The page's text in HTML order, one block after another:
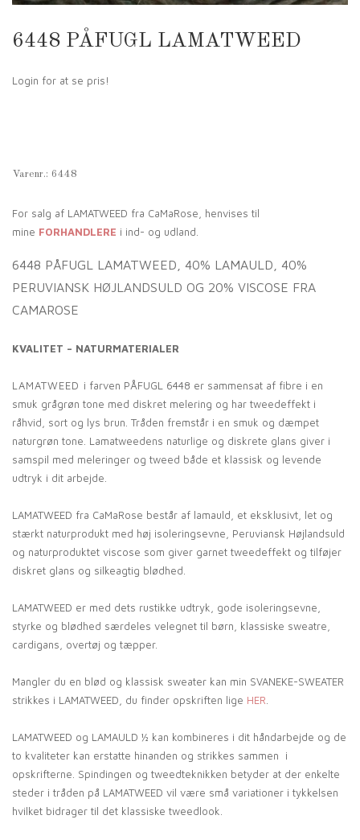
6448 PÅFUGL LAMATWEED
Login for at se pris!
Varenr.: 6448
For salg af LAMATWEED fra CaMaRose, henvises til
mine FORHANDLERE i ind- og udland.
6448 PÅFUGL LAMATWEED, 40% LAMAULD, 40%
PERUVIANSK HØJLANDSULD OG 20% VISCOSE FRA
CAMAROSE
KVALITET – NATURMATERIALER
LAMATWEED i farven PÅFUGL 6448 er sammensat af fibre i en
smuk grågrøn tone med diskret melering og har tweedeffekt i
råhvid, sort og lys brun. Tråden fremstår i en smuk og dæmpet
naturgrøn tone. Lamatweedens naturlige og diskrete glans giver i
samspil med meleringer og tweed både et klassisk og levende
udtryk i dit arbejde.
LAMATWEED fra CaMaRose består af lamauld, et eksklusivt, let og
stærkt naturprodukt med høj isoleringsevne, Peruviansk Højlandsuld
og naturproduktet viscose som giver garnet tweedeffekt og tilføjer
diskret glans og silkeagtig blødhed.
LAMATWEED er med dets rustikke udtryk, gode isoleringsevne,
styrke og blødhed særdeles velegnet til børn, klassiske sweatre,
cardigans, overtøj og tæpper.
Mangler du en blød og klassisk sweater kan min SVANEKE-SWEATER
strikkes i LAMATWEED, du finder opskriften lige HER
LAMATWEED og LAMAULD ½ kan kombineres i dit håndarbejde og de
to kvaliteter kan erstatte hinanden og strikkes sammen i
opskrifterne. Spindingen og tweedteknikken betyder at der enkelte
steder i tråden på LAMATWEED vil være små variationer i tykkelsen
hvilket bidrager til det klassiske tweedlook.